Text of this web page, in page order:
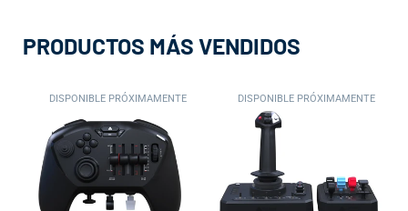
PRODUCTOS MÁS VENDIDOS
DISPONIBLE PRÓXIMAMENTE DISPONIBLE PRÓXIMAMENTE